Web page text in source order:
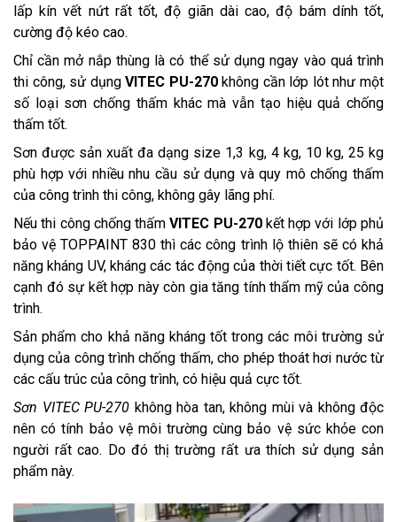
lấp kín vết nứt rất tốt, độ giãn dài cao, độ bám dính tốt,
cường độ kéo cao.
Chỉ cần mở nắp thùng là có thể sử dụng ngay vào quá trình
thi công, sử dụngVITEC PU-270không cần lớp lót như một
số loại sơn chống thấm khác mà vẫn tạo hiệu quả chống
thấm tốt.
Sơn được sản xuất đa dạng size 1,3 kg, 4 kg, 10 kg, 25 kg
phù hợp với nhiều nhu cầu sử dụng và quy mô chống thấm
của công trình thi công, không gây lãng phí.
Nếu thi công chống thấmVITEC PU-270kết hợp với lớp phủ
bảo vệ TOPPAINT 830 thì các công trình lộ thiên sẽ có khả
năng kháng UV, kháng các tác động của thời tiết cực tốt. Bên
cạnh đó sự kết hợp này còn gia tăng tính thẩm mỹ của công
trình.
Sản phẩm cho khả năng kháng tốt trong các môi trường sử
dụng của công trình chống thấm, cho phép thoát hơi nước từ
các cấu trúc của công trình, có hiệu quả cực tốt.
Sơn VITEC PU-270 không hòa tan, không mùi và không độc
nên có tính bảo vệ môi trường cùng bảo vệ sức khỏe con
người rất cao. Do đó thị trường rất ưa thích sử dụng sản
phẩm này.